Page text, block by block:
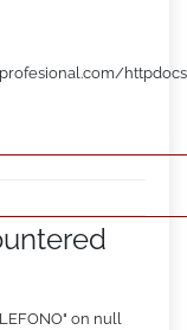
on null